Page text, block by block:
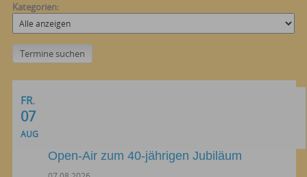
Kategorien:
FR.
07
AUG
Open-Air zum 40-jährigen Jubiläum